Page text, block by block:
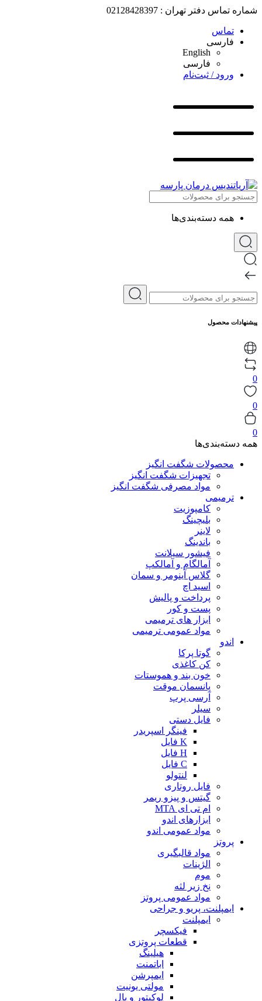
شماره تماس دفتر تهران : 02128428397
تماس
فارسی
English
فارسی
ورود / ثبت‌نام
همه دسته‌بندی‌ها
پیشنهادات محصول
0
0
0
همه دسته‌بندی‌ها
محصولات شگفت انگیز
تجهیزات شگفت انگیز
مواد مصرفی شگفت انگیز
ترمیمی
کامپوزیت
بلیچینگ
لاینر
باندینگ
فیشور سیلانت
آمالگام و آمالکپ
گلاس آینومر و سمان
اسید اچ
پرداخت و پالیش
پست و کور
ابزار های ترمیمی
مواد عمومی ترمیمی
اندو
گوتا پرکا
کن کاغذی
خون بند و هموستات
پانسمان موقت
آرسی پرپ
سیلر
فایل دستی
فینگر اسپریدر
K فایل
H فایل
C فایل
لنتولو
فایل روتاری
گیتس و پیزو ریمر
ام تی ای MTA
ابزارهای اندو
مواد عمومی اندو
پروتز
مواد قالبگیری
الژینات
موم
نخ زیر لثه
مواد عمومی پروتز
ایمپلنت، پریو و جراحی
ایمپلنت
فیکسچر
قطعات پروتزی
هیلینگ
اباتمنت
ایمپرشن
مولتی یونیت
لوکیتور و بال